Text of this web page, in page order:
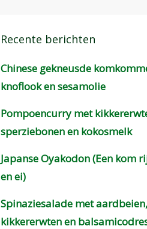
Recente berichten
Chinese gekneusde
knoflook en sesamolie
Pompoencurry met
sperziebonen en kokosmelk
Japanse Oyakodon (Een kom
en ei)
Spinaziesalade met aardbeien,
kikkererwten en